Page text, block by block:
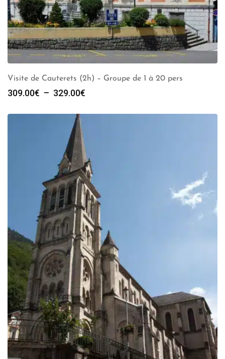
Visite de Cauterets (2h) – Groupe de 1 à 20 pers
309.00€ – 329.00€
prix :
329.00€